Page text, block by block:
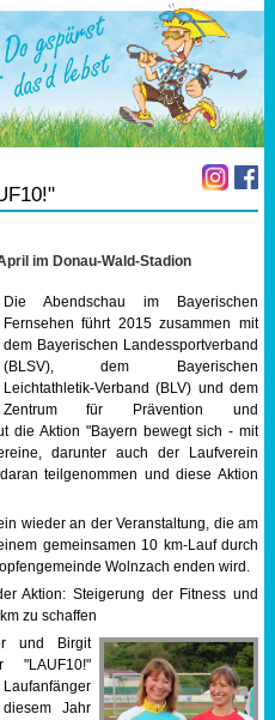
im Donau-Wald-Stadion
Die Abendschau im Bayerischen
Fernsehen führt 2015 zusammen mit
dem Bayerischen Landessportverband
(BLSV), dem Bayerischen
Leichtathletik-Verband (BLV) und dem
Zentrum für Prävention und
die Aktion "Bayern bewegt sich - mit
darunter auch der Laufverein
teilgenommen und diese Aktion
wieder an der Veranstaltung, die am
gemeinsamen 10 km-Lauf durch
Wolnzach enden wird.
Aktion: Steigerung der Fitness und
zu schaffen
und Birgit
Jahr